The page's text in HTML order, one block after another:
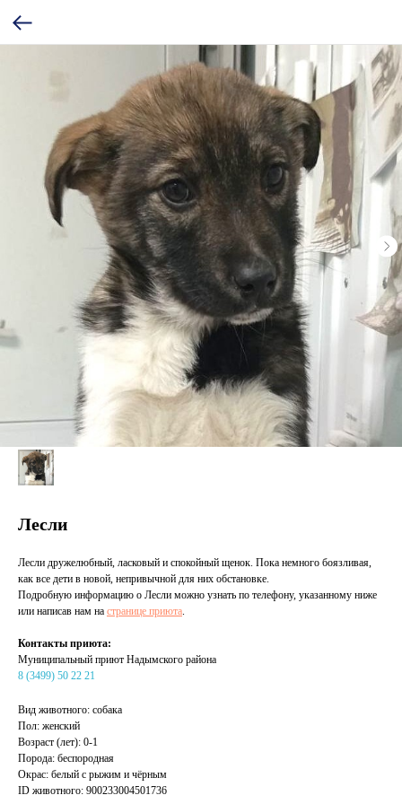
Лесли
Лесли дружелюбный, ласковый и спокойный щенок. Пока немного боязливая,
как все дети в новой, непривычной для них обстановке.
Подробную информацию о Лесли можно узнать по телефону, указанному ниже
или написав нам на странице приюта.
Контакты приюта:
Муниципальный приют Надымского района
8 (3499) 50 22 21
Вид животного: собака
Пол: женский
Возраст (лет): 0-1
Порода: беспородная
Окрас: белый с рыжим и чёрным
ID животного: 900233004501736